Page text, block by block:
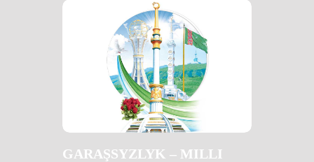
GARAŞSYZLYK – MILLI